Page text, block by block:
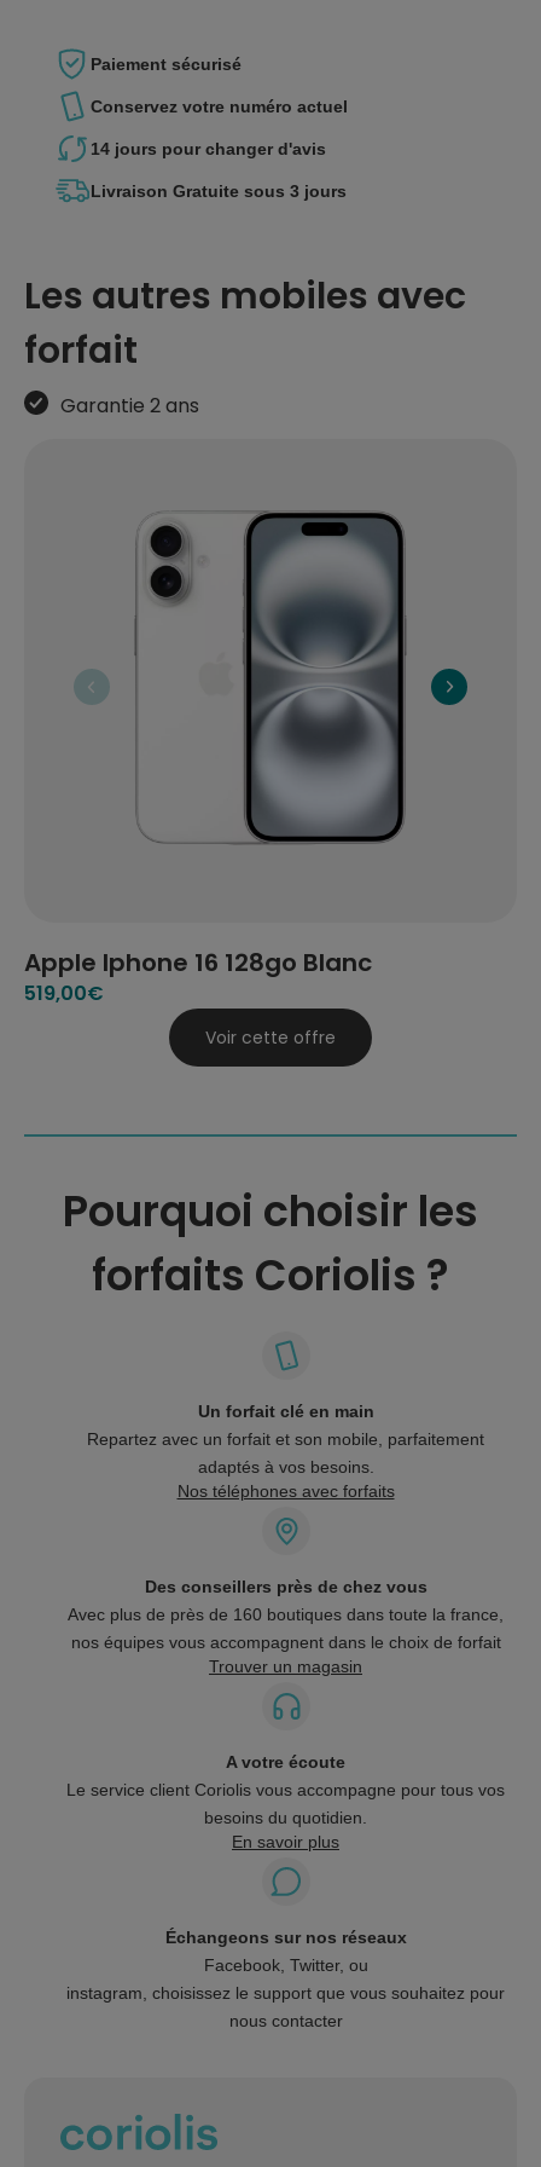
Paiement sécurisé
Conservez votre numéro actuel
14 jours pour changer d'avis
Livraison Gratuite sous 3 jours
Les autres mobiles avec
forfait
Garantie 2 ans
Apple Iphone 16 128go Blanc
519,00€
Voir cette offre
Pourquoi choisir les
forfaits Coriolis ?
Un forfait clé en main
Repartez avec un forfait et son mobile, parfaitement
adaptés à vos besoins.
Nos téléphones avec forfaits
Des conseillers près de chez vous
Avec plus de près de 160 boutiques dans toute la france,
nos équipes vous accompagnent dans le choix de forfait
Trouver un magasin
A votre écoute
Le service client Coriolis vous accompagne pour tous vos
besoins du quotidien.
En savoir plus
Échangeons sur nos réseaux
Facebook, Twitter, ou
instagram, choisissez le support que vous souhaitez pour
nous contacter